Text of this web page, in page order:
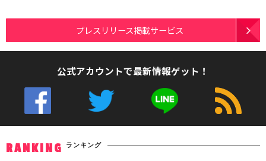
プレスリリース掲載サービス
公式アカウントで最新情報ゲット！
RANKING ランキング